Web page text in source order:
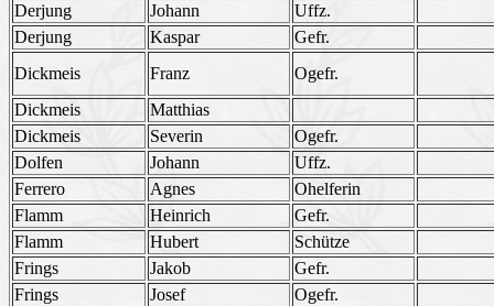
Derjung
Johann
Uffz.
Derjung
Kaspar
Gefr.
Dickmeis
Franz
Ogefr.
Dickmeis
Matthias
Dickmeis
Severin
Ogefr.
Dolfen
Johann
Uffz.
Ferrero
Agnes
Ohelferin
Flamm
Heinrich
Gefr.
Flamm
Hubert
Schütze
Frings
Jakob
Gefr.
Frings
Josef
Ogefr.